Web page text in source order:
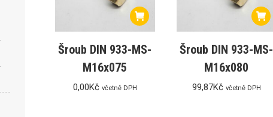
Šroub DIN 933-MS-
M16x075
0,00Kč včetně DPH
Šroub DIN 933-MS-
M16x080
99,87Kč včetně DPH